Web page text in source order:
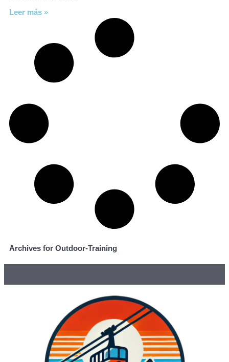
Leer más »
Archives for Outdoor-Training